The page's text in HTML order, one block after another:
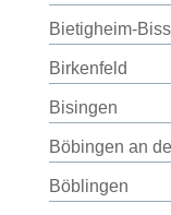
Bietigheim-
Birkenfeld
Bisingen
Böbingen an
Böblingen